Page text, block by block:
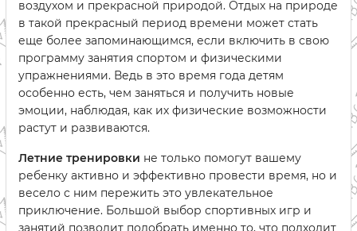
воздухом и прекрасной природой. Отдых на природе
в такой прекрасный период времени может стать
еще более запоминающимся, если включить в свою
программу занятия спортом и физическими
упражнениями. Ведь в это время года детям
особенно есть, чем заняться и получить новые
эмоции, наблюдая, как их физические возможности
растут и развиваются.
Летние тренировки не только помогут вашему
ребенку активно и эффективно провести время, но и
весело с ним пережить это увлекательное
приключение. Большой выбор спортивных игр и
занятий позволит подобрать именно то, что подходит